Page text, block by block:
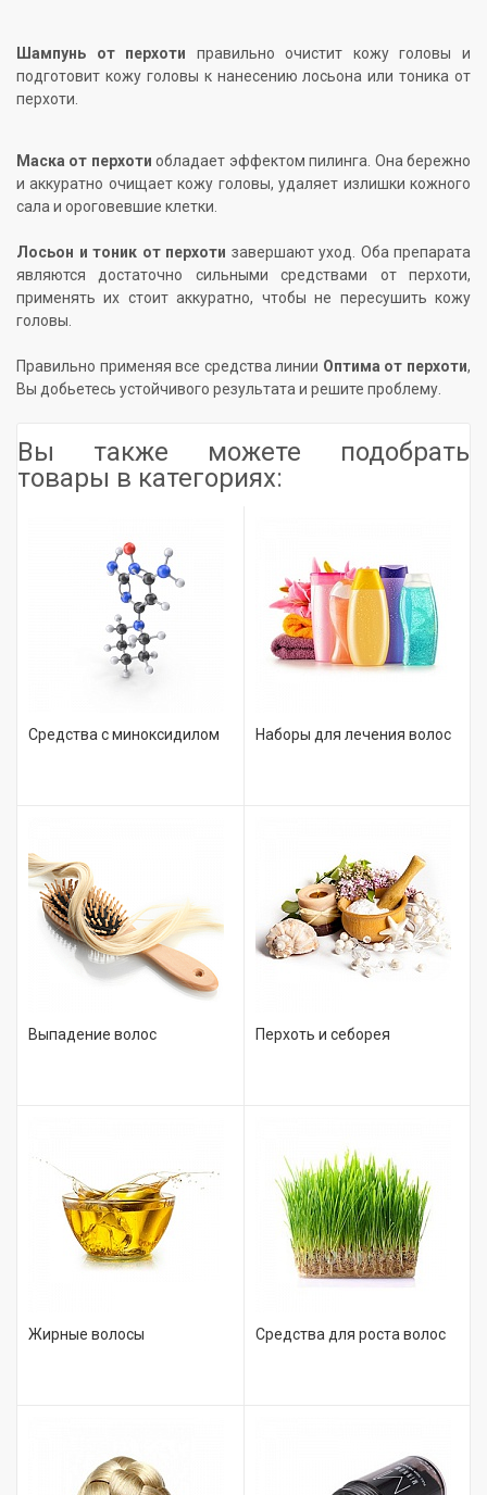
Шампунь от перхоти правильно очистит кожу головы и
подготовит кожу головы к нанесению лосьона или тоника от
перхоти.
Маска от перхоти обладает эффектом пилинга. Она бережно
и аккуратно очищает кожу головы, удаляет излишки кожного
сала и ороговевшие клетки.
Лосьон и тоник от перхоти завершают уход. Оба препарата
являются достаточно сильными средствами от перхоти,
применять их стоит аккуратно, чтобы не пересушить кожу
головы.
Правильно применяя все средства линии Оптима от перхоти,
Вы добьетесь устойчивого результата и решите проблему.
Вы также можете подобрать
товары в категориях:
Средства с миноксидилом Наборы для лечения волос
Выпадение волос Перхоть и себорея
Жирные волосы Средства для роста волос